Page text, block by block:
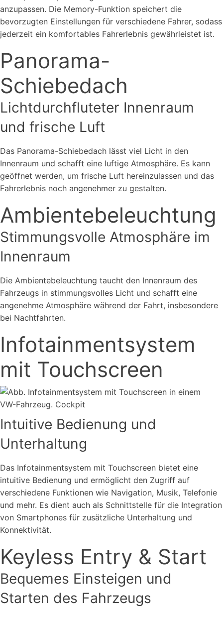
anzupassen. Die Memory-Funktion speichert die
bevorzugten Einstellungen für verschiedene Fahrer, sodass
jederzeit ein komfortables Fahrerlebnis gewährleistet ist.
Panorama-
Schiebedach
Lichtdurchfluteter Innenraum
und frische Luft
Das Panorama-Schiebedach lässt viel Licht in den
Innenraum und schafft eine luftige Atmosphäre. Es kann
geöffnet werden, um frische Luft hereinzulassen und das
Fahrerlebnis noch angenehmer zu gestalten.
Ambientebeleuchtung
Stimmungsvolle Atmosphäre im
Innenraum
Die Ambientebeleuchtung taucht den Innenraum des
Fahrzeugs in stimmungsvolles Licht und schafft eine
angenehme Atmosphäre während der Fahrt, insbesondere
bei Nachtfahrten.
Infotainmentsystem
mit Touchscreen
Intuitive Bedienung und
Unterhaltung
Das Infotainmentsystem mit Touchscreen bietet eine
intuitive Bedienung und ermöglicht den Zugriff auf
verschiedene Funktionen wie Navigation, Musik, Telefonie
und mehr. Es dient auch als Schnittstelle für die Integration
von Smartphones für zusätzliche Unterhaltung und
Konnektivität.
Keyless Entry & Start
Bequemes Einsteigen und
Starten des Fahrzeugs